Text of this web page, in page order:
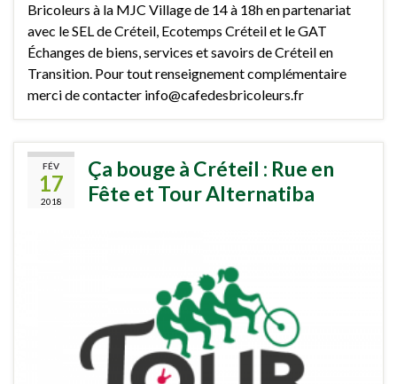
Bricoleurs à la MJC Village de 14 à 18h en partenariat
avec le SEL de Créteil, Ecotemps Créteil et le GAT
Échanges de biens, services et savoirs de Créteil en
Transition. Pour tout renseignement complémentaire
merci de contacter info@cafedesbricoleurs.fr
FÉV
17
2018
Ça bouge à Créteil : Rue en
Fête et Tour Alternatiba